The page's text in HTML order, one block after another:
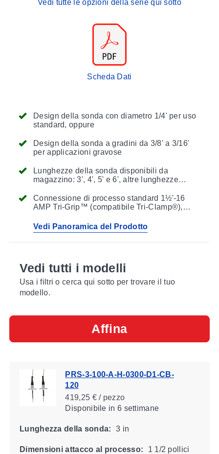
Design della sonda con diametro 1/4' per uso
standard, oppure
Design della sonda a gradini da 3/8' a 3/16'
per applicazioni gravose
Lunghezze della sonda disponibili da
magazzino: 3', 4', 5' e 6', altre lunghezze
Connessione di processo standard 1½'-16
AMP Tri-Grip™ (compatibile Tri-Clamp®),
flange sono conformi alla norma ASME BPE-
2007 per garantire un’intercambiabilità senza
problemi.
Vedi Panoramica del Prodotto
Vedi tutte le opzioni della serie qui sotto
Scheda Dati
Vedi tutti i modelli
Usa i filtri o cerca qui sotto per trovare il tuo
modello.
Affina
PRS-3-100-A-H-0300-D1-CB-
120
419,25 € / pezzo
Disponibile in 6 settimane
Lunghezza della sonda: 3 in
Dimensioni attacco al processo: 1 1/2 pollici